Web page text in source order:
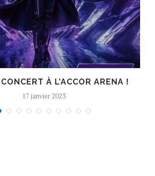
À L’ACCOR ARENA !
17 janvier 2023